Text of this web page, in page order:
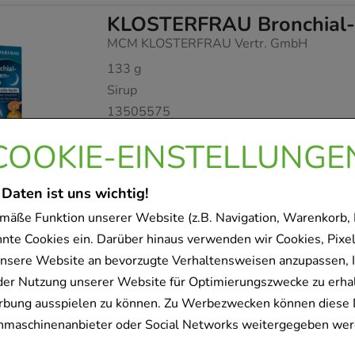
ist uns wichtig!
Funktion unserer Website (z.B. Navigation, Warenkorb,
Cookies ein. Darüber hinaus verwenden wir Cookies,
Website an bevorzugte Verhaltensweisen anzupassen,
Nutzung unserer Website für Optimierungszwecke zu
ausspielen zu können. Zu Werbezwecken können diese
oder Social Networks weitergegeben
KLOSTERFRAU
MCM KLOSTERFRAU Vertr. GmbH
133 g
Sirup
13505575
Sofort lieferbar
KLOSTERFRAU
MCM KLOSTERFRAU Vertr. GmbH
128 g
Saft
12650074